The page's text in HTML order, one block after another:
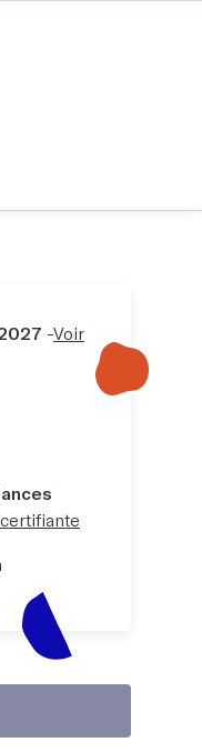
ateliers
-Voir